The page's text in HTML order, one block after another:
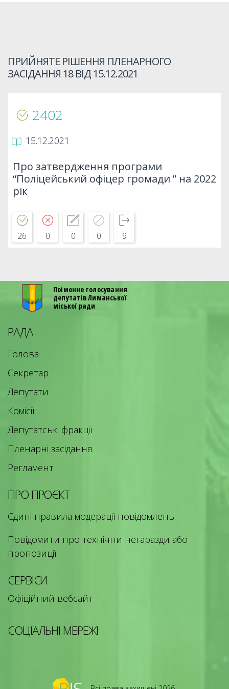
ПРИЙНЯТЕ РІШЕННЯ ПЛЕНАРНОГО
ЗАСІДАННЯ 18 ВІД15.12.2021
2402
15.12.2021
Про затвердження програми
“Поліцейський офіцер громади ” на 2022
рік
26 0 0 0 9
Поіменне голосування
депутатів Лиманської
міської ради
РАДА
Голова
Секретар
Депутати
Комісії
Депутатські фракції
Пленарні засідання
Регламент
ПРО ПРОЄКТ
Єдині правила модерації повідомлень
Повідомити про технічни негаразди або
пропозиції
СЕРВІСИ
Офіційний вебсайт
СОЦІАЛЬНІ МЕРЕЖІ